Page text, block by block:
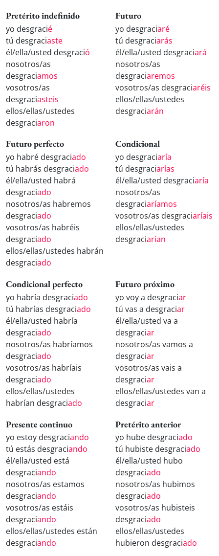
Pretérito indefinido
yo desgracié
tú desgraciaste
él/ella/usted desgració
nosotros/as
desgraciamos
vosotros/as
desgraciasteis
ellos/ellas/ustedes
desgraciaron
Futuro
yo desgraciaré
tú desgraciarás
él/ella/usted desgraciará
nosotros/as
desgraciaremos
vosotros/as desgraciaréis
ellos/ellas/ustedes
desgraciarán
Futuro perfecto
yo habré desgraciado
tú habrás desgraciado
él/ella/usted habrá
desgraciado
nosotros/as habremos
desgraciado
vosotros/as habréis
desgraciado
ellos/ellas/ustedes habrán
desgraciado
Condicional
yo desgraciaría
tú desgraciarías
él/ella/usted desgraciaría
nosotros/as
desgraciaríamos
vosotros/as desgraciaríais
ellos/ellas/ustedes
desgraciarían
Condicional perfecto
yo habría desgraciado
tú habrías desgraciado
él/ella/usted habría
desgraciado
nosotros/as habríamos
desgraciado
vosotros/as habríais
desgraciado
ellos/ellas/ustedes
habrían desgraciado
Futuro próximo
yo voy a desgraciar
tú vas a desgraciar
él/ella/usted va a
desgraciar
nosotros/as vamos a
desgraciar
vosotros/as vais a
desgraciar
ellos/ellas/ustedes van a
desgraciar
Presente continuo
yo estoy desgraciando
tú estás desgraciando
él/ella/usted está
desgraciando
nosotros/as estamos
desgraciando
vosotros/as estáis
desgraciando
ellos/ellas/ustedes están
desgraciando
Pretérito anterior
yo hube desgraciado
tú hubiste desgraciado
él/ella/usted hubo
desgraciado
nosotros/as hubimos
desgraciado
vosotros/as hubisteis
desgraciado
ellos/ellas/ustedes
hubieron desgraciado